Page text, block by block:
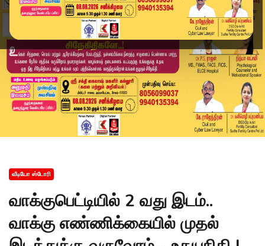
வீடியோ ஸ்டோரி
வாக்குபெட்டியில் 2 வது இடம்..
வாக்கு எண்ணிக்கையில் முதல்